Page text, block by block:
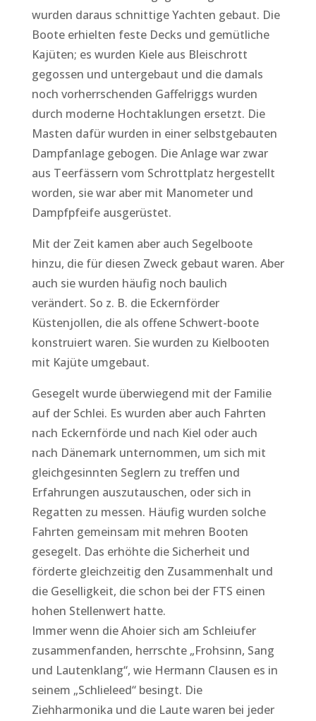
wurden daraus schnittige Yachten gebaut. Die
Boote erhielten feste Decks und gemütliche
Kajüten; es wurden Kiele aus Bleischrott
gegossen und untergebaut und die damals
noch vorherrschenden Gaffelriggs wurden
durch moderne Hochtaklungen ersetzt. Die
Masten dafür wurden in einer selbstgebauten
Dampfanlage gebogen. Die Anlage war zwar
aus Teerfässern vom Schrottplatz hergestellt
worden, sie war aber mit Manometer und
Dampfpfeife ausgerüstet.
Mit der Zeit kamen aber auch Segelboote
hinzu, die für diesen Zweck gebaut waren. Aber
auch sie wurden häufig noch baulich
verändert. So z. B. die Eckernförder
Küstenjollen, die als offene Schwert-boote
konstruiert waren. Sie wurden zu Kielbooten
mit Kajüte umgebaut.
Gesegelt wurde überwiegend mit der Familie
auf der Schlei. Es wurden aber auch Fahrten
nach Eckernförde und nach Kiel oder auch
nach Dänemark unternommen, um sich mit
gleichgesinnten Seglern zu treffen und
Erfahrungen auszutauschen, oder sich in
Regatten zu messen. Häufig wurden solche
Fahrten gemeinsam mit mehren Booten
gesegelt. Das erhöhte die Sicherheit und
förderte gleichzeitig den Zusammenhalt und
die Geselligkeit, die schon bei der FTS einen
hohen Stellenwert hatte.
Immer wenn die Ahoier sich am Schleiufer
zusammenfanden, herrschte „Frohsinn, Sang
und Lautenklang“, wie Hermann Clausen es in
seinem „Schlieleed“ besingt. Die
Ziehharmonika und die Laute waren bei jeder